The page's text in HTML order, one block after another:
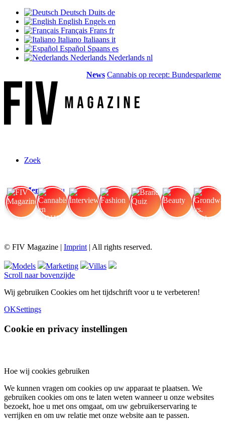
Deutsch Duits de
English Engels en
Français Frans fr
Italiano Italiaans it
Español Spaans es
Nederlands Nederlands nl
News Cannabis op recept:
Zoek
Menu Menu
© FIV Magazine | Imprint | All rights reserved.
Models Marketing
Villas
Scroll naar bovenzijde
Wij gebruiken Cookies om het tijdschrift voor u te verbeteren!
OKSettings
Cookie en privacy instellingen
Hoe wij cookies gebruiken
We kunnen vragen om cookies op uw apparaat te plaatsen. We
gebruiken cookies om ons te laten weten wanneer u onze websites
bezoekt, hoe u met ons omgaat, om uw gebruikerservaring te
verrijken en om uw relatie met onze website aan te passen.